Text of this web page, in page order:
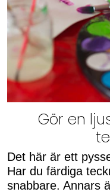
Gör en
Det här är ett
Har du färdiga
snabbare. Annars